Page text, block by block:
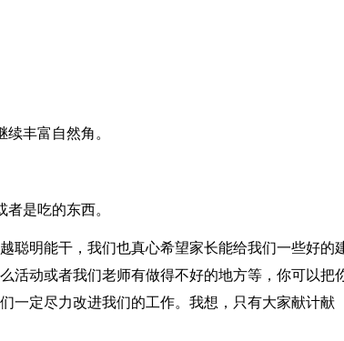
丰富自然角。
是吃的东西。
聪明能干，我们也真心希望家长能给我们一些好的
活动或者我们老师有做得不好的地方等，你可以把
一定尽力改进我们的工作。我想，只有大家献计献